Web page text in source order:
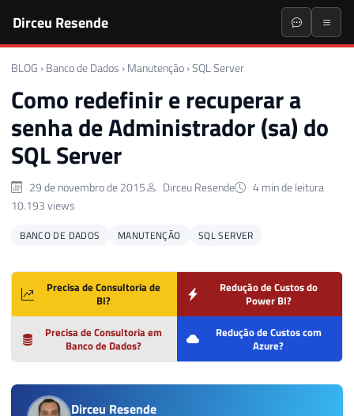
Dirceu Resende
BLOG › Banco de Dados › Manutenção ›SQL Server
Como redefinir e recuperar a
senha de Administrador (sa) do
SQL Server
29 de novembro de 2015 Dirceu Resende
4 min de leitura
10.193 views
BANCO DE DADOS MANUTENÇÃO SQL SERVER
Precisa de Consultoria de
BI?
Redução de Custos do
Power BI?
Precisa de Consultoria em
Banco de Dados?
Redução de Custos com
Azure?
Dirceu Resende